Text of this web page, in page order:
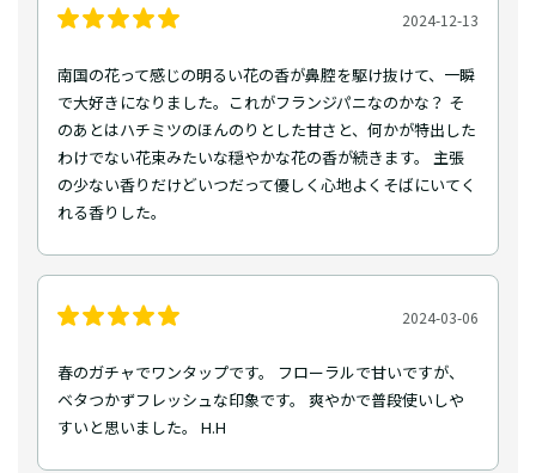
2024-12-13
南国の花って感じの明るい花の香が鼻腔を駆け抜けて、一瞬
で大好きになりました。これがフランジパニなのかな？ そ
のあとはハチミツのほんのりとした甘さと、何かが特出した
わけでない花束みたいな穏やかな花の香が続きます。 主張
の少ない香りだけどいつだって優しく心地よくそばにいてく
れる香りした。
2024-03-06
春のガチャでワンタップです。 フローラルで甘いですが、
ベタつかずフレッシュな印象です。 爽やかで普段使いしや
すいと思いました。 H.H